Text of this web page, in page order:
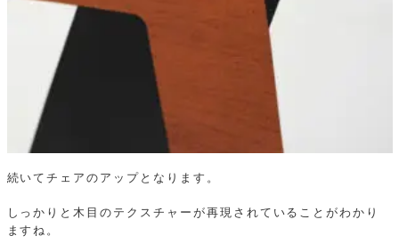
続いてチェアのアップとなります。
しっかりと木目のテクスチャーが再現されていることがわかり
ますね。